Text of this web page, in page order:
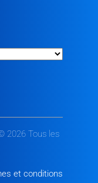
2026 Tous les
et conditions